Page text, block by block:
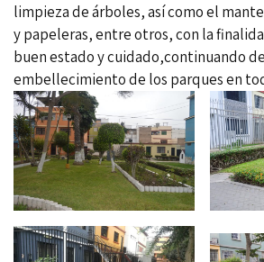
limpieza de árboles, así como el
y papeleras, entre otros, con la
buen estado y cuidado,continuando
embellecimiento de los parques en